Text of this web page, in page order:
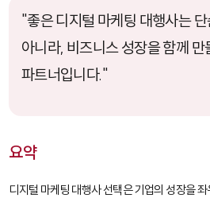
"좋은 디지털 마케팅 대행사는
아니라, 비즈니스 성장을 함께
파트너입니다."
요약
디지털 마케팅 대행사 선택은 기업의 성장을